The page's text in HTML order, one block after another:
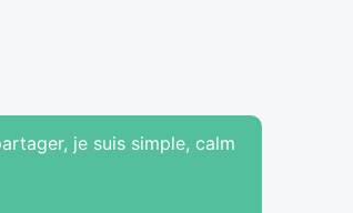
je suis simple, calm